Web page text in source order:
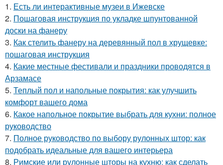
1. Есть ли интерактивные музеи в Ижевске
2. Пошаговая инструкция по укладке шпунтованной
доски на фанеру
3. Как стелить фанеру на деревянный пол в хрущевке:
пошаговая инструкция
4. Какие местные фестивали и праздники проводятся в
Арзамасе
5. Теплый пол и напольные покрытия: как улучшить
комфорт вашего дома
6. Какое напольное покрытие выбрать для кухни: полное
руководство
7. Полное руководство по выбору рулонных штор: как
подобрать идеальные для вашего интерьера
8. Римские или рулонные шторы на кухню: как сделать